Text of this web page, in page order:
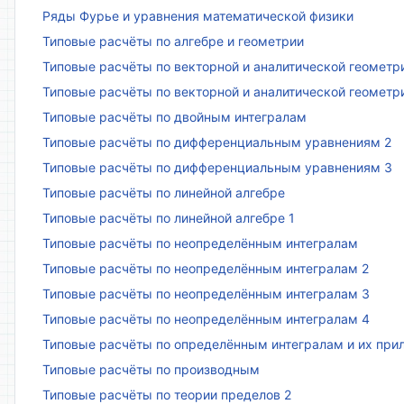
Ряды Фурье и уравнения математической физики
Типовые расчёты по алгебре и геометрии
Типовые расчёты по векторной и аналитической
Типовые расчёты по векторной и аналитической
Типовые расчёты по двойным интегралам
Типовые расчёты по дифференциальным уравнениям 2
Типовые расчёты по дифференциальным уравнениям 3
Типовые расчёты по линейной алгебре
Типовые расчёты по линейной алгебре 1
Типовые расчёты по неопределённым интегралам
Типовые расчёты по неопределённым интегралам 2
Типовые расчёты по неопределённым интегралам 3
Типовые расчёты по неопределённым интегралам 4
Типовые расчёты по определённым интегралам и их
Типовые расчёты по производным
Типовые расчёты по теории пределов 2